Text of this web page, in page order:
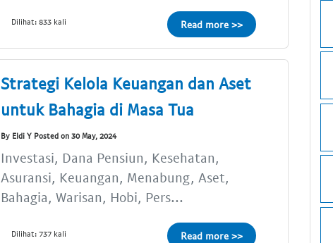
Dilihat: 833 kali Read more >>
Strategi Kelola Keuangan dan Aset
untuk Bahagia di Masa Tua
By Eldi Y Posted on 30 May, 2024
Investasi, Dana Pensiun, Kesehatan,
Asuransi, Keuangan, Menabung, Aset,
Bahagia, Warisan, Hobi, Pers...
Dilihat: 737 kali Read more >>